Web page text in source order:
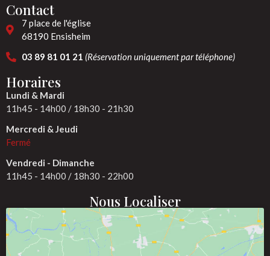
Contact
7 place de l'église
68190 Ensisheim
03 89 81 01 21 (Réservation uniquement par téléphone)
Horaires
Lundi & Mardi
11h45 - 14h00 / 18h30 - 21h30
Mercredi & Jeudi
Fermé
Vendredi - Dimanche
11h45 - 14h00 / 18h30 - 22h00
Nous Localiser